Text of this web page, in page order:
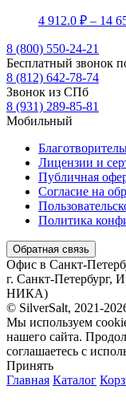
4 912.0 ₽ – 14
8 (800) 550-24-21
Бесплатный звонок
8 (812) 642-78-74
Звонок из СПб
8 (931) 289-85-81
Мобильный
Лицензии и
Публичная
Согласие на
Политика
Обратная связь
Офис в Санкт-
г. Санкт-Петербург,
НИКА)
© SilverSalt, 2021-
Мы используем
нашего сайта.
соглашаетесь с
Принять
Главная Каталог